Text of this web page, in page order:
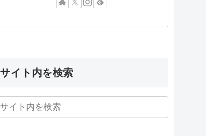
サイト内を検索